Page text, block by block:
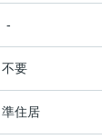
-
不要
準住居